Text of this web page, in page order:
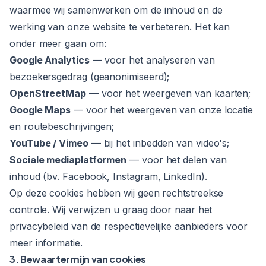
waarmee wij samenwerken om de inhoud en de
werking van onze website te verbeteren. Het kan
onder meer gaan om:
Google Analytics— voor het analyseren van
bezoekersgedrag (geanonimiseerd);
OpenStreetMap— voor het weergeven van kaarten;
Google Maps — voor het weergeven van onze locatie
en routebeschrijvingen;
YouTube / Vimeo— bij het inbedden van video's;
Sociale mediaplatformen — voor het delen van
inhoud (bv. Facebook, Instagram, LinkedIn).
Op deze cookies hebben wij geen rechtstreekse
controle. Wij verwijzen u graag door naar het
privacybeleid van de respectievelijke aanbieders voor
meer informatie.
3. Bewaartermijn van cookies